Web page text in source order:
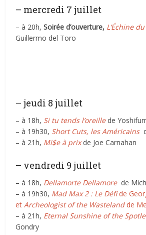
– mercredi 7 juillet
– à 20h,Soirée d’ouverture, L’Échine
Guillermo del Toro
– jeudi 8 juillet
– à 18h, Si tu tends l’oreille de
– à 19h30, Short Cuts, les Américains
– à 21h, Mi$e à prix de Joe Carnahan
– vendredi 9 juillet
– à 18h, Dellamorte Dellamore de
– à 19h30, Mad Max 2 : Le Défide
etArcheologist of the Wastelandde
– à 21h, Eternal Sunshine of the
Gondry